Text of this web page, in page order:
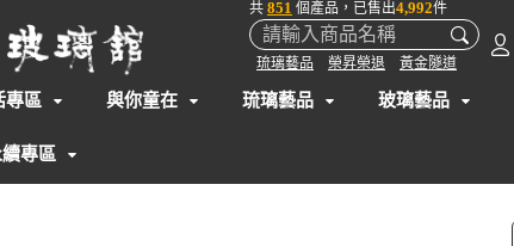
共 851 個產品，已售出4,992件
琉璃藝品 榮昇榮退 黃金隧道
專區 與你童在 琉璃藝品 玻璃藝品
專區